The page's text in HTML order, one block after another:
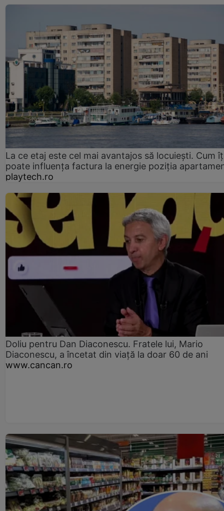
La ce etaj este cel mai avantajos să locuiești. Cum
poate influența factura la energie poziția
playtech.ro
Doliu pentru Dan Diaconescu. Fratele lui, Mario
Diaconescu, a încetat din viață la doar 60 de ani
www.cancan.ro